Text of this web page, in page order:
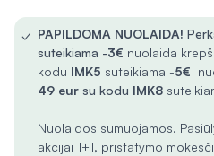
✓ PAPILDOMA NUOLAIDA!
suteikiama -3€ nuolaida
kodu IMK5 suteikiama -5€
49 eur su kodu IMK8
Nuolaidos sumuojamos.
akcijai 1+1, pristatymo